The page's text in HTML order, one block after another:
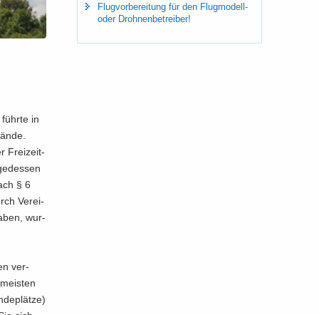
in
Frei­zeit­
§ 6
Ver­ei­
wur­
ver­
Flug­vor­be­rei­tung für den Flugmodell-​
oder Droh­nen­be­trei­ber!